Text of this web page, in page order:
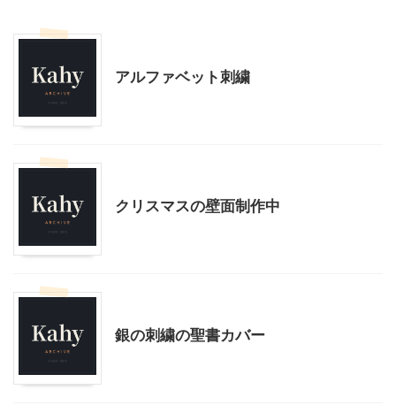
アルファベット刺繍
クリスマスの壁面制作中
銀の刺繍の聖書カバー